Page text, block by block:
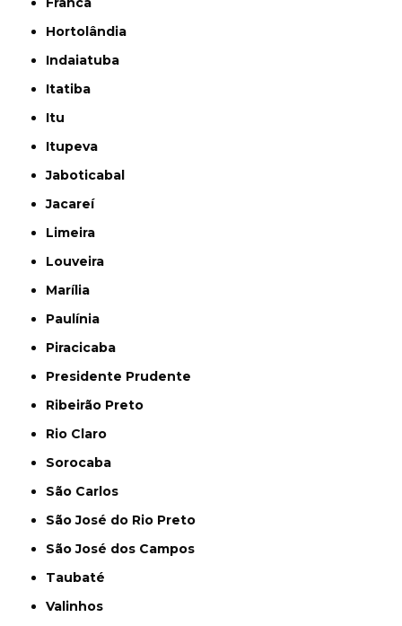
Hortolândia
Indaiatuba
Itatiba
Itu
Itupeva
Jaboticabal
Jacareí
Limeira
Louveira
Marília
Paulínia
Piracicaba
Presidente Prudente
Ribeirão Preto
Rio Claro
Sorocaba
São Carlos
São José do Rio Preto
São José dos Campos
Taubaté
Valinhos